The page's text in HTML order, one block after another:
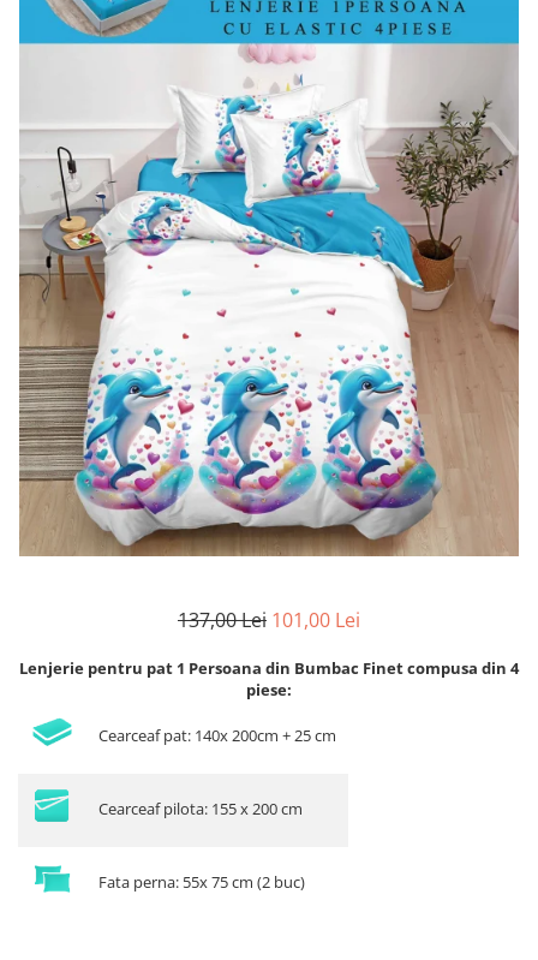
Lenjerii Creponate
Lenjerii de finet Iprimate Digital
Lenjerii de pat Bumbac 100%
Lenjerii de pat Finet + 2 Draperii
Lenjerii de pat Saten 4 piese cu
elastic
137,00 Lei 101,00 Lei
Lenjerie pentru pat 1 Persoana din Bumbac Finet compusa din 4
piese:
Cearceaf pat: 140x 200cm + 25 cm
Cearceaf pilota: 155 x 200 cm
Fata perna: 55x 75 cm (2 buc)